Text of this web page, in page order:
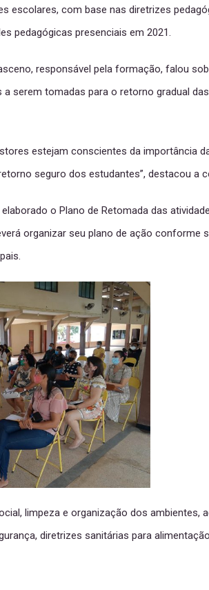
escolares, com base nas diretrizes
pedagógicas presenciais em 2021.
responsável pela formação, falou
serem tomadas para o retorno gradual
estejam conscientes da importância
seguro dos estudantes”, destacou a
o Plano de Retomada das
organizar seu plano de ação conforme
limpeza e organização dos ambientes,
diretrizes sanitárias para